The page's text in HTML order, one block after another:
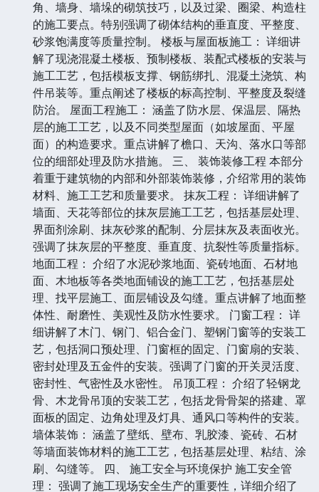
角、墙身、墙垛的砌筑技巧，以及过梁、圈梁、构造柱
的施工要点。特别强调了砌体结构的垂直度、平整度、
砂浆饱满度等质量控制。 楼板与屋面板施工： 详细讲
解了现浇混凝土楼板、预制楼板、装配式楼板的安装与
施工工艺，包括模板支撑、钢筋绑扎、混凝土浇筑、构
件吊装等。重点阐述了楼板的标高控制、平整度及裂缝
防治。 屋面工程施工： 涵盖了防水层、保温层、隔热
层的施工工艺，以及不同类型屋面（如坡屋面、平屋
面）的构造要求。重点讲解了檐口、天沟、落水口等部
位的细部处理及防水措施。 三、 装饰装修工程 本部分
着重于建筑物的内部和外部装饰装修，介绍常用的装饰
材料、施工工艺和质量要求。 抹灰工程： 详细讲解了
墙面、天花等部位的抹灰层施工工艺，包括基层处理、
界面剂涂刷、抹灰砂浆的配制、分层抹灰及表面收光。
强调了抹灰层的平整度、垂直度、抗裂性等质量指标。
地面工程： 介绍了水泥砂浆地面、瓷砖地面、石材地
面、木地板等各类地面铺设的施工工艺，包括基层处
理、找平层施工、面层铺设及勾缝。重点讲解了地面整
体性、耐磨性、美观性及防水性要求。 门窗工程： 详
细讲解了木门、钢门、铝合金门、塑钢门窗等的安装工
艺，包括洞口预处理、门窗框的固定、门窗扇的安装、
密封处理及五金件的安装。强调了门窗的开关灵活度、
密封性、气密性及水密性。 吊顶工程： 介绍了轻钢龙
骨、木龙骨吊顶的安装工艺，包括龙骨骨架的搭建、罩
面板的固定、边角处理及灯具、通风口等构件的安装。
墙体装饰： 涵盖了壁纸、壁布、乳胶漆、瓷砖、石材
等墙面装饰材料的施工工艺，包括基层处理、粘结、涂
刷、勾缝等。 四、 施工安全与环境保护 施工安全管
理： 强调了施工现场安全生产的重要性，详细介绍了